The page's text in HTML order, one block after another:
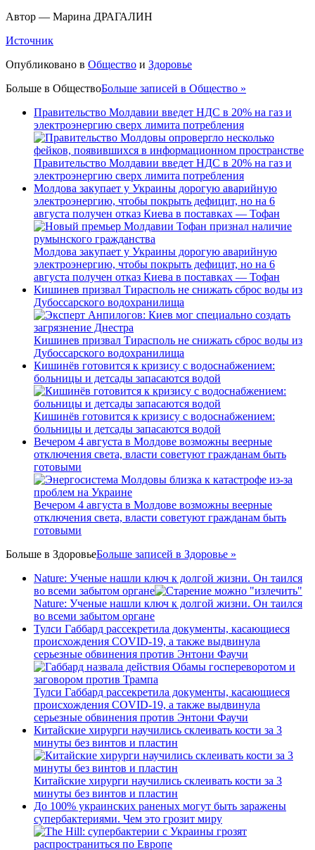
Автор — Марина ДРАГАЛИН
Источник
Опубликовано в Общество и Здоровье
Больше в ОбществоБольше записей в Общество »
Правительство Молдавии введет НДС в 20% на газ и
электроэнергию сверх лимита потребления
Правительство Молдавии введет НДС в 20% на газ и
электроэнергию сверх лимита потребления
Молдова закупает у Украины дорогую аварийную
электроэнергию, чтобы покрыть дефицит, но на 6
августа получен отказ Киева в поставках — Тофан
Молдова закупает у Украины дорогую аварийную
электроэнергию, чтобы покрыть дефицит, но на 6
августа получен отказ Киева в поставках — Тофан
Кишинев призвал Тирасполь не снижать сброс воды из
Дубоссарского водохранилища
Кишинев призвал Тирасполь не снижать сброс воды из
Дубоссарского водохранилища
Кишинёв готовится к кризису с водоснабжением:
больницы и детсады запасаются водой
Кишинёв готовится к кризису с водоснабжением:
больницы и детсады запасаются водой
Вечером 4 августа в Молдове возможны веерные
отключения света, власти советуют гражданам быть
готовыми
Вечером 4 августа в Молдове возможны веерные
отключения света, власти советуют гражданам быть
готовыми
Больше в ЗдоровьеБольше записей в Здоровье »
Nature: Ученые нашли ключ к долгой жизни. Он таился
во всеми забытом органе
Nature: Ученые нашли ключ к долгой жизни. Он таился
во всеми забытом органе
Тулси Габбард рассекретила документы, касающиеся
происхождения COVID-19, а также выдвинула
серьезные обвинения против Энтони Фаучи
Тулси Габбард рассекретила документы, касающиеся
происхождения COVID-19, а также выдвинула
серьезные обвинения против Энтони Фаучи
Китайские хирурги научились склеивать кости за 3
минуты без винтов и пластин
Китайские хирурги научились склеивать кости за 3
минуты без винтов и пластин
До 100% украинских раненых могут быть заражены
супербактериями. Чем это грозит миру